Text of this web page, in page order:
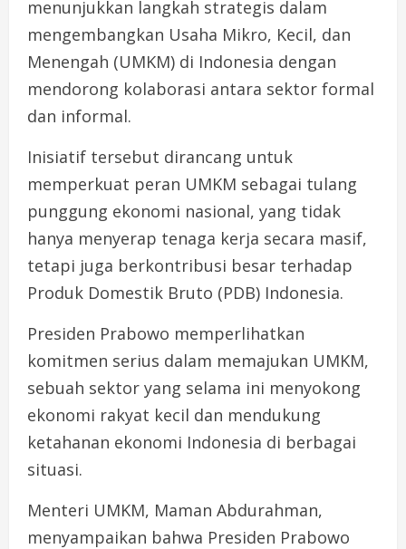
menunjukkan langkah strategis dalam
mengembangkan Usaha Mikro, Kecil, dan
Menengah (UMKM) di Indonesia dengan
mendorong kolaborasi antara sektor formal
dan informal.
Inisiatif tersebut dirancang untuk
memperkuat peran UMKM sebagai tulang
punggung ekonomi nasional, yang tidak
hanya menyerap tenaga kerja secara masif,
tetapi juga berkontribusi besar terhadap
Produk Domestik Bruto (PDB) Indonesia.
Presiden Prabowo memperlihatkan
komitmen serius dalam memajukan UMKM,
sebuah sektor yang selama ini menyokong
ekonomi rakyat kecil dan mendukung
ketahanan ekonomi Indonesia di berbagai
situasi.
Menteri UMKM, Maman Abdurahman,
menyampaikan bahwa Presiden Prabowo